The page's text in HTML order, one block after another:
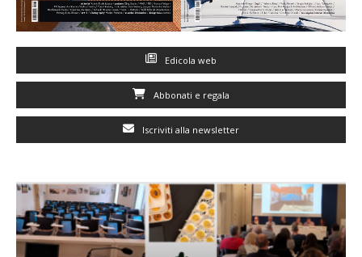
Edicola web
Abbonati e regala
Iscriviti alla newsletter